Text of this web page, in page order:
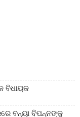
ବିଧାୟକ
ବନ୍ୟା ବିପନ୍ନଙ୍କୁ